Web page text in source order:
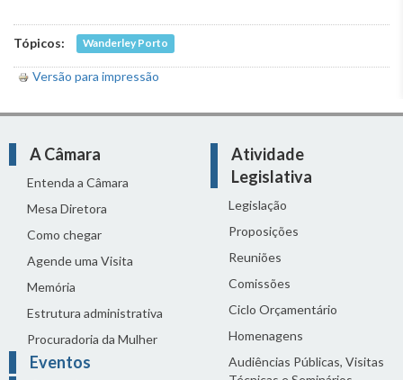
Tópicos: Wanderley Porto
Versão para impressão
A Câmara
Entenda a Câmara
Mesa Diretora
Como chegar
Agende uma Visita
Memória
Estrutura administrativa
Procuradoria da Mulher
Eventos
Atividade
Legislativa
Legislação
Proposições
Reuniões
Comissões
Ciclo Orçamentário
Homenagens
Audiências Públicas, Visitas